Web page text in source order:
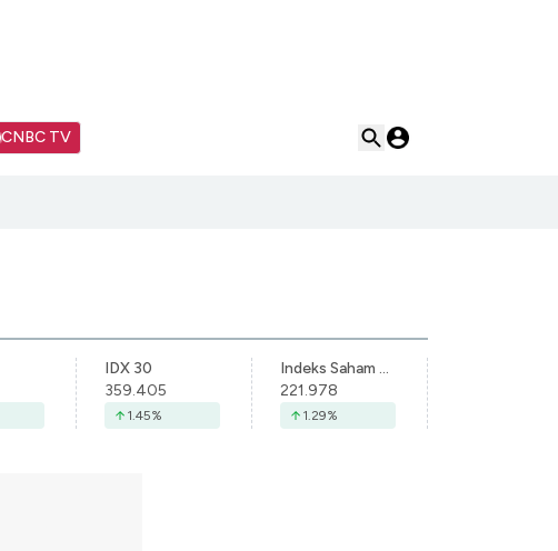
CNBC TV
IDX 30
359.405
1.45%
Indeks Saham Syariah Indonesia
221.978
1.29%